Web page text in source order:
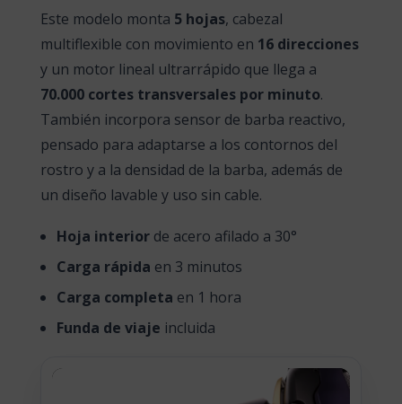
Este modelo monta 5 hojas, cabezal
multiflexible con movimiento en 16 direcciones
y un motor lineal ultrarrápido que llega a
70.000 cortes transversales por minuto.
También incorpora sensor de barba reactivo,
pensado para adaptarse a los contornos del
rostro y a la densidad de la barba, además de
un diseño lavable y uso sin cable.
Hoja interior de acero afilado a 30°
Carga rápida en 3 minutos
Carga completa en 1 hora
Funda de viaje incluida